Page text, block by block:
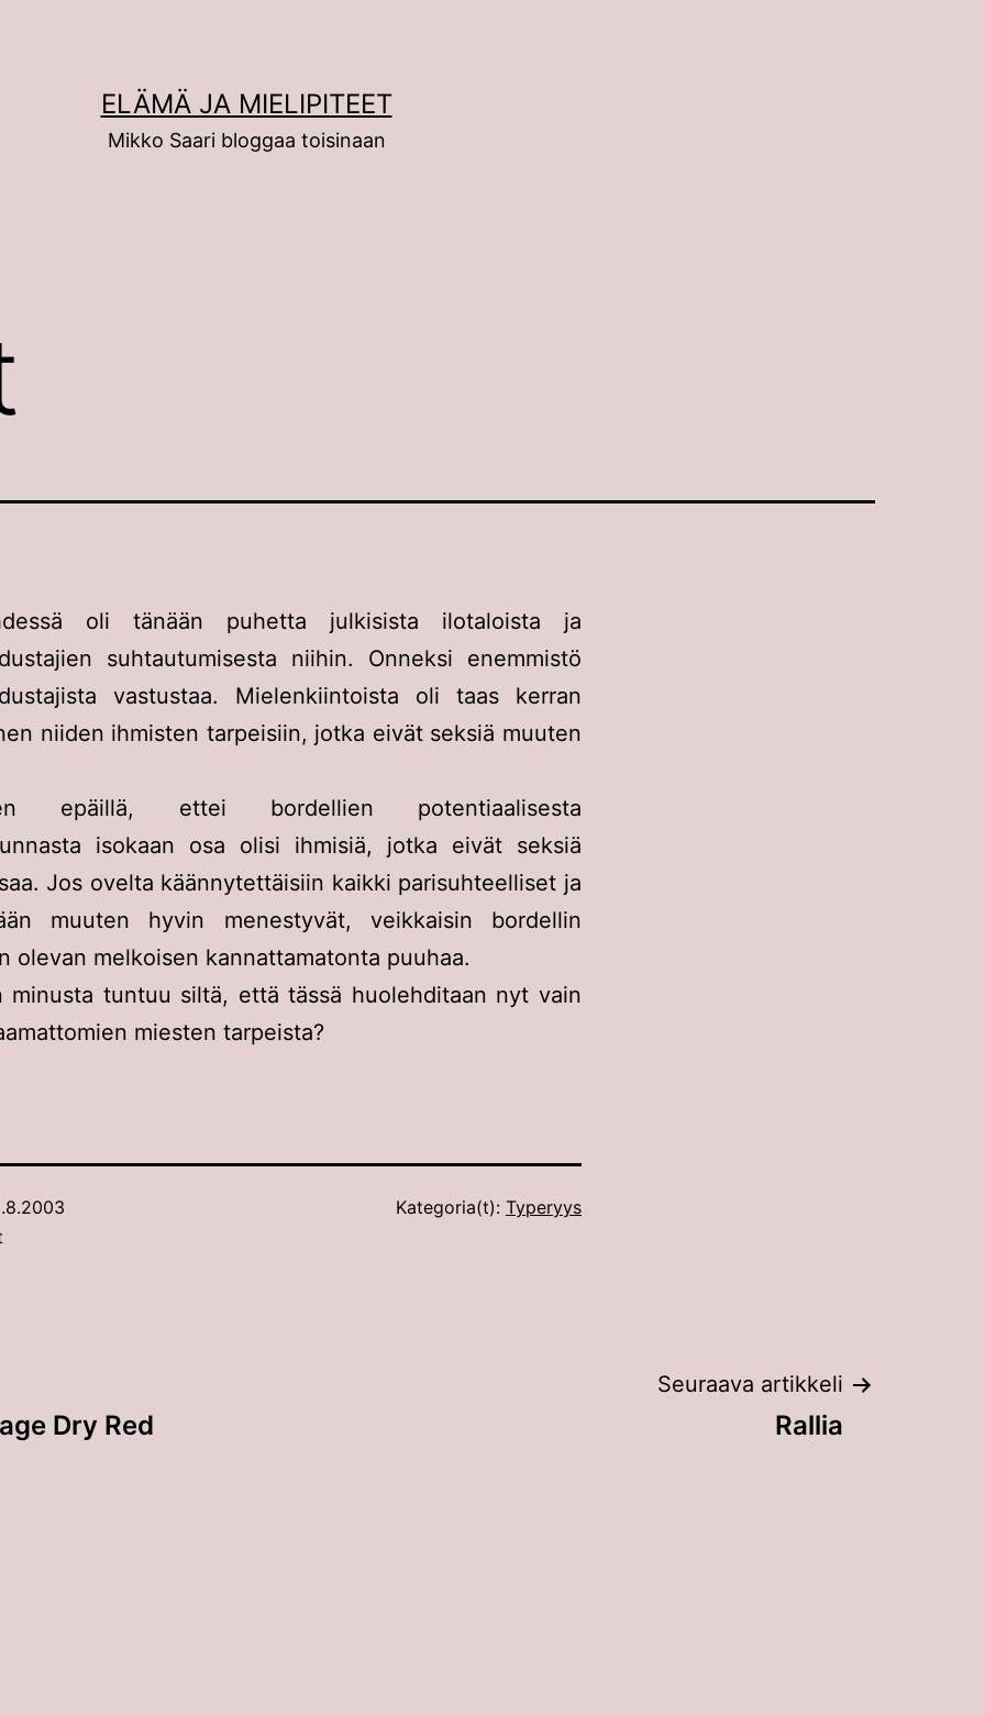
ELÄMÄ JA MIELIPITEET
Mikko Saari bloggaa toisinaan
oli tänään puhetta julkisista ilotaloista ja
suhtautumisesta niihin. Onneksi enemmistö
vastustaa. Mielenkiintoista oli taas kerran
niiden ihmisten tarpeisiin, jotka eivät seksiä muuten
epäillä, ettei bordellien potentiaalisesta
isokaan osa olisi ihmisiä, jotka eivät seksiä
Jos ovelta käännytettäisiin kaikki parisuhteelliset ja
muuten hyvin menestyvät, veikkaisin bordellin
olevan melkoisen kannattamatonta puuhaa.
minusta tuntuu siltä, että tässä huolehditaan nyt vain
miesten tarpeista?
Kategoria(t): Typeryys
Dry Red
Seuraava artikkeli
Rallia